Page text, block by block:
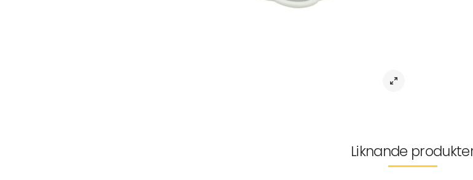
Liknande